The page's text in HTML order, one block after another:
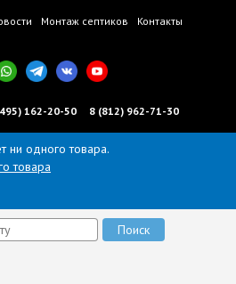
Монтаж септиков
Контакты
162-20-50 8 (812) 962-71-30
ни одного товара.
товара